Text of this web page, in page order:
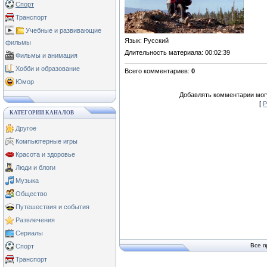
Спорт
Транспорт
Учебные и развивающие
фильмы
Фильмы и анимация
Хобби и образование
Юмор
КАТЕГОРИИ КАНАЛОВ
Другое
Компьютерные игры
Красота и здоровье
Люди и блоги
Музыка
Общество
Путешествия и события
Развлечения
Сериалы
Спорт
Транспорт
Язык: Русский
Длительность материала: 00:02:39
Всего комментариев: 0
Добавлять комментарии
[
Все